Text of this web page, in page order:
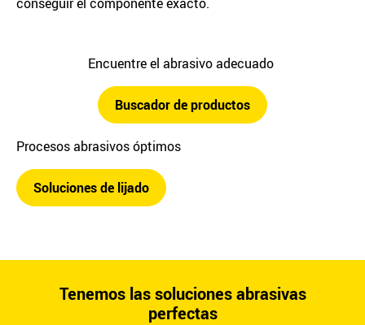
Encuentre el abrasivo adecuado
Buscador de productos
Procesos abrasivos óptimos
Soluciones de lijado
Tenemos las soluciones abrasivas
perfectas